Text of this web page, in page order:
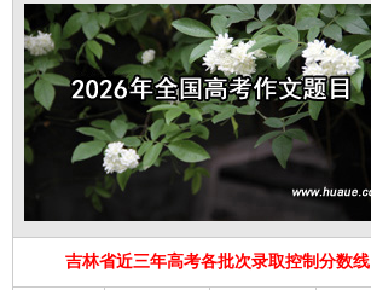
吉林省近三年高考各批次录取控制分数线